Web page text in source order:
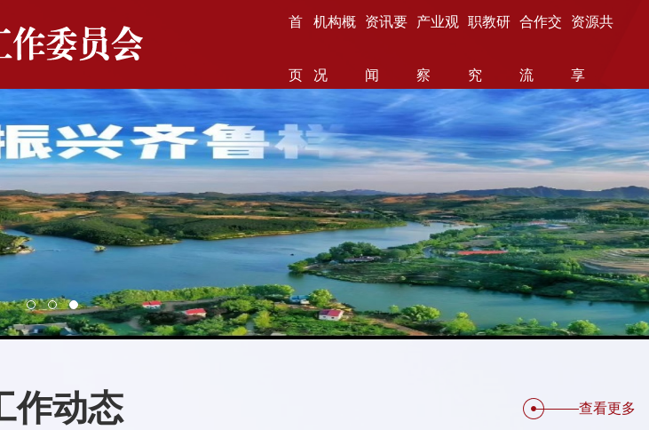
首
页
机构概
况
资讯要
闻
产业观
察
职教研
究
合作交
流
资源共
享
作动态 查看更多